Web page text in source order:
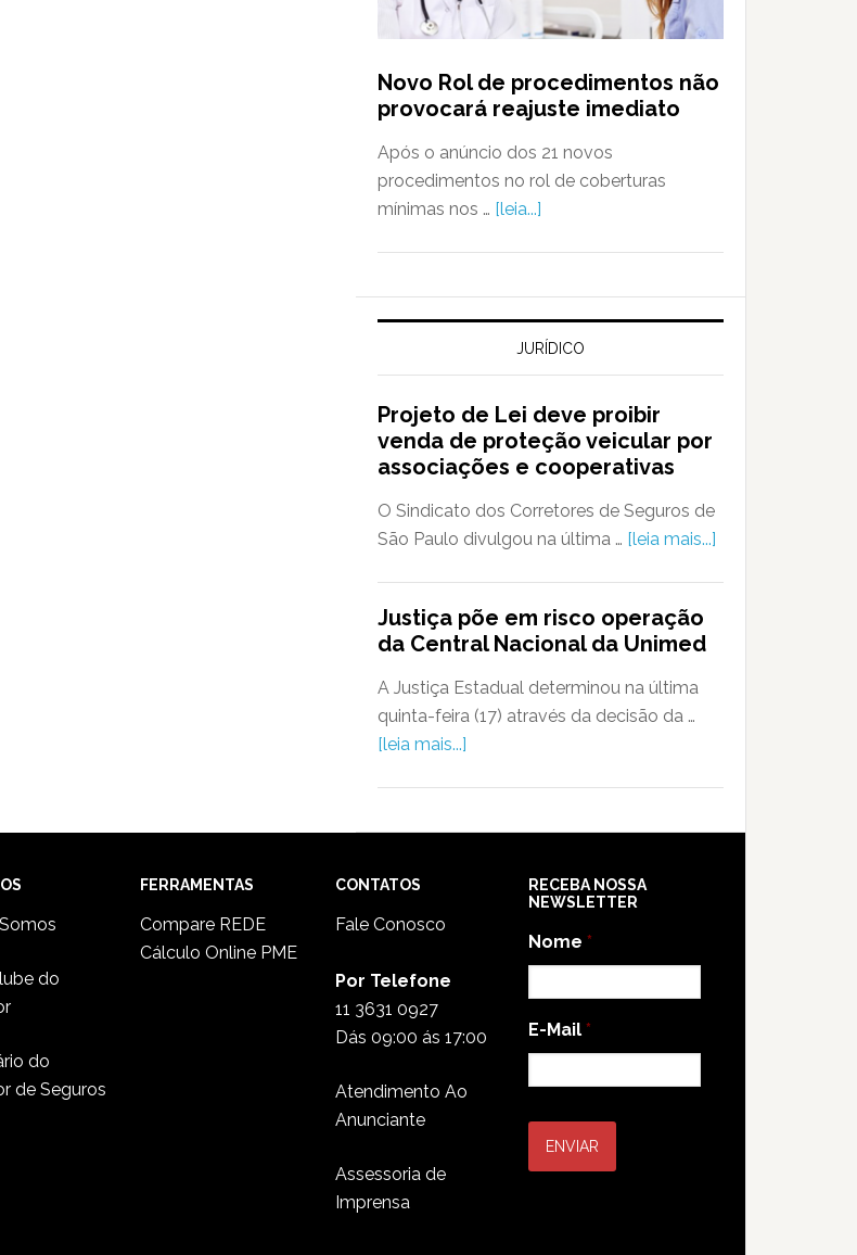
Novo Rol de procedimentos não
provocará reajuste imediato
Após o anúncio dos 21 novos
procedimentos no rol de coberturas
mínimas nos … [leia...]
JURÍDICO
Projeto de Lei deve proibir
venda de proteção veicular por
associações e cooperativas
O Sindicato dos Corretores de Seguros de
São Paulo divulgou na última … [leia mais...]
Justiça põe em risco operação
da Central Nacional da Unimed
A Justiça Estadual determinou na última
quinta-feira (17) através da decisão da …
[leia mais...]
do
do
de Seguros
FERRAMENTAS
Compare REDE
Cálculo Online PME
CONTATOS
Fale Conosco
Por Telefone
11 3631 0927
Dás 09:00 ás 17:00
Atendimento Ao
Anunciante
Assessoria de
Imprensa
RECEBA NOSSA
NEWSLETTER
Nome *
E-Mail *